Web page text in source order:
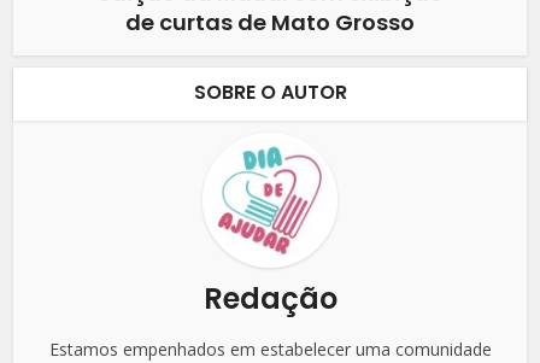
de curtas de Mato Grosso
SOBRE O AUTOR
Redação
Estamos empenhados em estabelecer uma comunidade